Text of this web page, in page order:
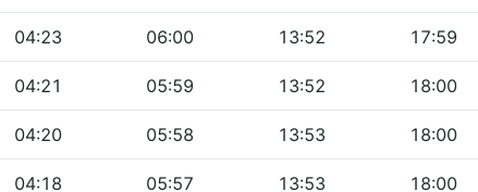
04:23 06:00 13:52 17:59
04:21 05:59 13:52 18:00
04:20 05:58 13:53 18:00
04:18 05:57 13:53 18:00